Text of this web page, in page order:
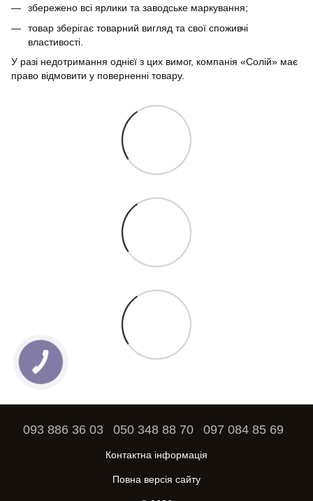
збережено всі ярлики та заводське маркування;
товар зберігає товарний вигляд та свої споживчі
властивості.
У разі недотримання однієї з цих вимог, компанія «Солій» має
право відмовити у поверненні товару.
093 886 36 03 050 348 88 70 097 084 85 69
Контактна інформація
Повна версія сайту